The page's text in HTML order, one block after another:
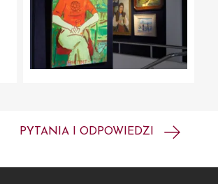
PYTANIA I ODPOWIEDZI